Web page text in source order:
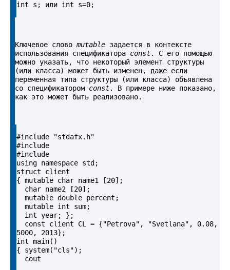
int s; или int s=0;
Ключевое слово mutable задается в контексте
использования спецификатора const. С его помощью
можно указать, что некоторый элемент структуры
(или класса) может быть изменен, даже если
переменная типа структуры (или класса) объявлена
со спецификатором const. В примере ниже показано,
как это может быть реализовано.
#include "stdafx.h"
#include
#include
using namespace std;
struct client
{ mutable char name1 [20];
5000, 2013};
int main()
{ system("cls");